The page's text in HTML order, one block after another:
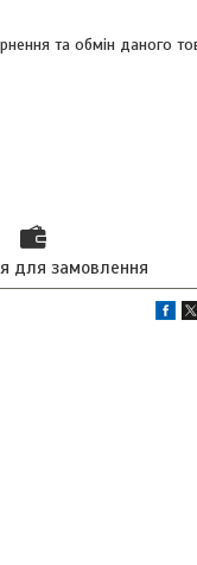
та обмін даного
для замовлення